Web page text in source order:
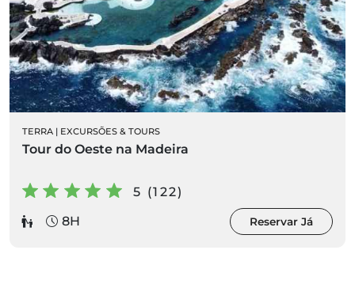
TERRA | EXCURSÕES & TOURS
Tour do Oeste na Madeira
5 (122)
8H
Reservar Já